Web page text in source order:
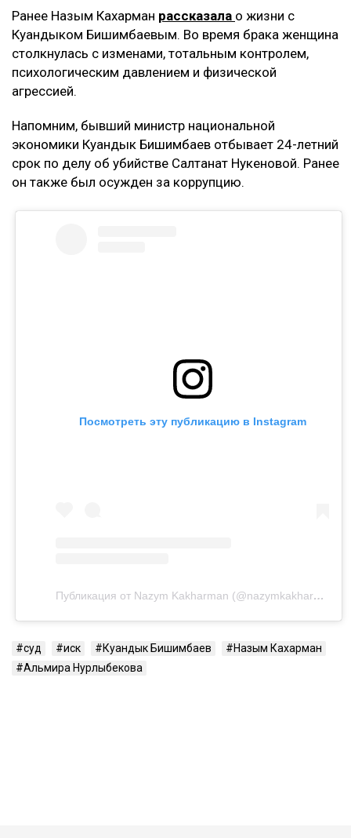
Ранее Назым Кахарман рассказала о жизни с
Куандыком Бишимбаевым. Во время брака женщина
столкнулась с изменами, тотальным контролем,
психологическим давлением и физической
агрессией.
Напомним, бывший министр национальной
экономики Куандык Бишимбаев отбывает 24-летний
срок по делу об убийстве Салтанат Нукеновой. Ранее
он также был осужден за коррупцию.
Посмотреть эту публикацию в Instagram
Публикация от Nazym Kakharman (@nazymkakharman)
суд иск Куандык Бишимбаев
Назым Кахарман
Альмира Нурлыбекова